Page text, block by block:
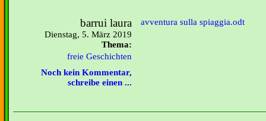
barrui laura
Dienstag, 5. März 2019
Thema:
freie Geschichten
Noch kein Kommentar,
schreibe einen ...
avventura sulla spiaggia.odt